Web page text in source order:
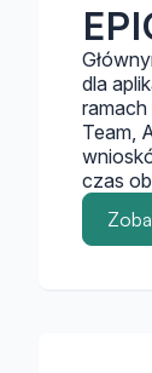
dla
Team,
czas